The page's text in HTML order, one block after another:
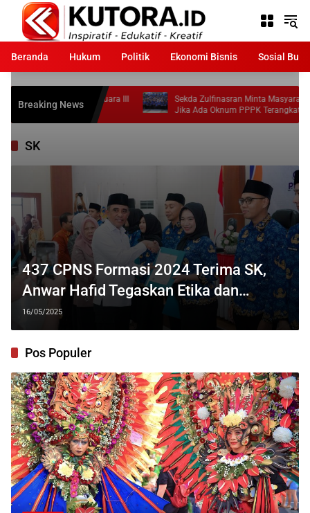
Langsung
konten
Beranda
Hukum Politik Ekonomi Bisnis Sosial
Breaking News
Raih Juara III
Sekda Zulfinasran Minta Masyarakat Laporkan
Jika Ada Oknum PPPK Terangkat Tidak Sesuai
Ketentuan
SK
437 CPNS Formasi 2024 Terima SK,
Anwar Hafid Tegaskan Etika dan
Disiplin Birokrasi
16/05/2025
Pos Populer